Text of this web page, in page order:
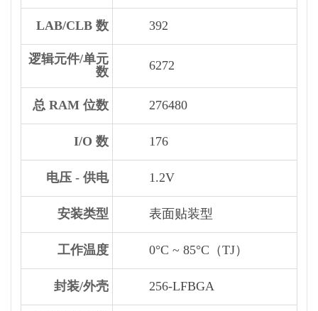
LAB/CLB 数 392
逻辑元件/单元
数
6272
总 RAM 位数 276480
I/O 数 176
电压 - 供电 1.2V
安装类型 表面贴装型
工作温度 0°C ~ 85°C（TJ）
封装/外壳 256-LFBGA